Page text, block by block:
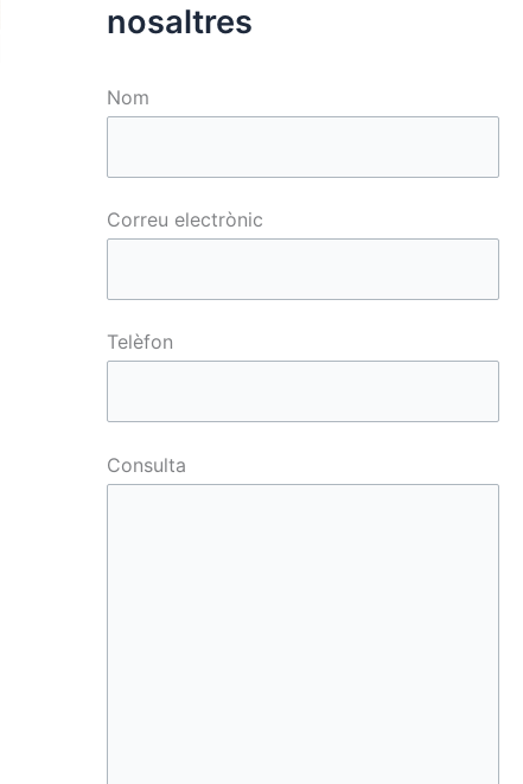
nosaltres
Nom
Correu electrònic
Telèfon
Consulta